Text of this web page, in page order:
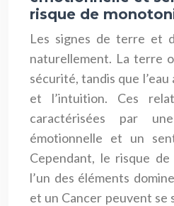
risque de
Les signes de terre et
naturellement. La terre
sécurité, tandis que
et l’intuition. Ces
caractérisées par
émotionnelle et un
Cependant, le risque
l’un des éléments
et un Cancer peuvent